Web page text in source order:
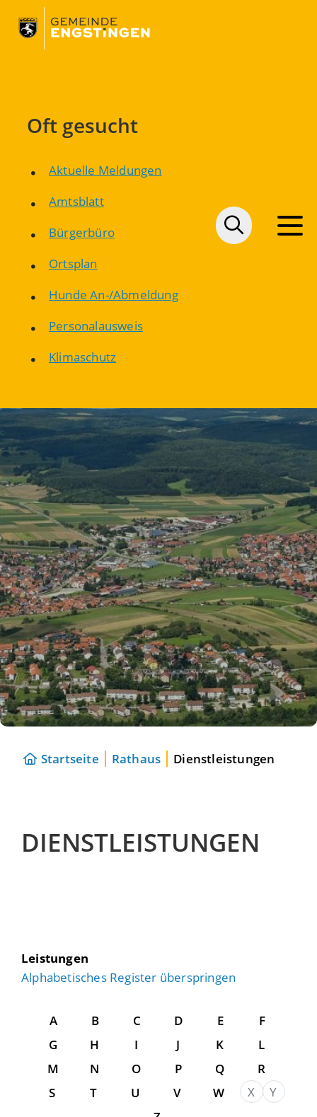
Oft gesucht
Aktuelle Meldungen
Amtsblatt
Bürgerbüro
Ortsplan
Hunde An-/Abmeldung
Personalausweis
Klimaschutz
Startseite Rathaus Dienstleistungen
DIENSTLEISTUNGEN
Leistungen
Alphabetisches Register überspringen
A B C D E
F
G
H I J K
L
M
N O P Q
R
S
T U V W X
Y